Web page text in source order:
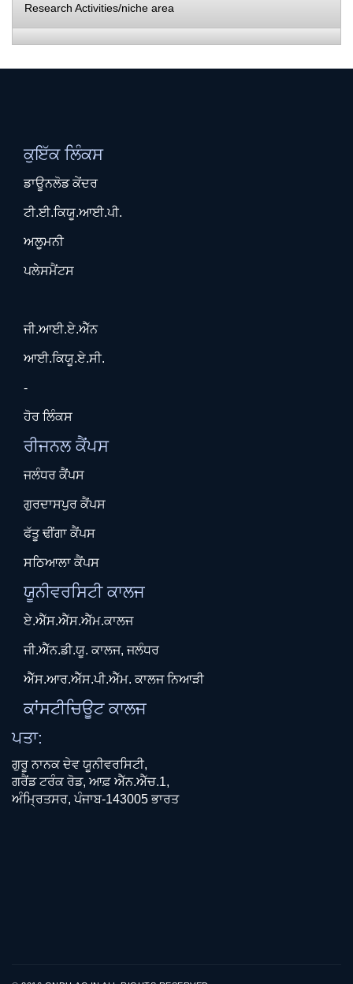
Research Activities/niche area
ਕੁਇੱਕ ਲਿੰਕਸ
ਡਾਊਨਲੋਡ ਕੇਂਦਰ
ਟੀ.ਈ.ਕਿਯੂ.ਆਈ.ਪੀ.
ਅਲੂਮਨੀ
ਪਲੇਸਮੈਂਟਸ
ਜੀ.ਆਈ.ਏ.ਐੱਨ
ਆਈ.ਕਿਯੂ.ਏ.ਸੀ.
-
ਹੋਰ ਲਿੰਕਸ
ਰੀਜਨਲ ਕੈਂਪਸ
ਜਲੰਧਰ ਕੈਂਪਸ
ਗੁਰਦਾਸਪੁਰ ਕੈਂਪਸ
ਫੱਤੂ ਢੀਂਗਾ ਕੈਂਪਸ
ਸਠਿਆਲਾ ਕੈਂਪਸ
ਯੂਨੀਵਰਸਿਟੀ ਕਾਲਜ
ਏ.ਐੱਸ.ਐੱਸ.ਐੱਮ.ਕਾਲਜ
ਜੀ.ਐੱਨ.ਡੀ.ਯੂ. ਕਾਲਜ, ਜਲੰਧਰ
ਐੱਸ.ਆਰ.ਐੱਸ.ਪੀ.ਐੱਮ. ਕਾਲਜ ਨਿਆੜੀ
ਕਾਂਸਟੀਚਿਊਟ ਕਾਲਜ
ਪਤਾ:
ਗੁਰੂ ਨਾਨਕ ਦੇਵ ਯੂਨੀਵਰਸਿਟੀ,
ਗਰੈਂਡ ਟਰੰਕ ਰੋਡ, ਆਫ਼ ਐੱਨ.ਐੱਚ.1,
ਅੰਮ੍ਰਿਤਸਰ, ਪੰਜਾਬ-143005 ਭਾਰਤ